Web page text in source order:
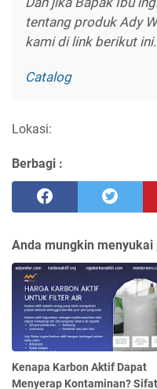
tentang produk Ady
kami di link berikut ini.
Catalog
Lokasi:
Berbagi :
Anda mungkin menyukai
Kenapa Karbon Aktif Dapat
Menyerap Kontaminan? Sifat